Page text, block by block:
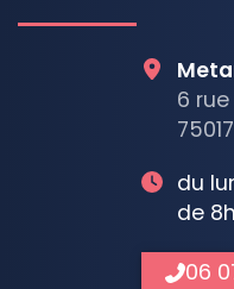
6
du
de
06